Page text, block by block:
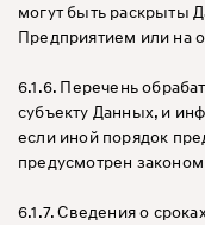
могут быть раскрыты
Предприятием или на
6.1.6. Перечень
субъекту Данных, и
если иной порядок
предусмотрен
6.1.7. Сведения о